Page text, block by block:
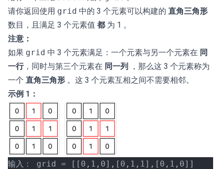
请你返回使用 grid 中的 3 个元素可以构建的 直角三角形
数目，且满足 3 个元素值都 为 1 。
注意：
如果 grid 中 3 个元素满足：一个元素与另一个元素在 同
一行，同时与第三个元素在 同一列 ，那么这 3 个元素称为
一个 直角三角形 。这 3 个元素互相之间不需要相邻。
示例 1：
输入： grid = [[0,1,0],[0,1,1],[0,1,0]]